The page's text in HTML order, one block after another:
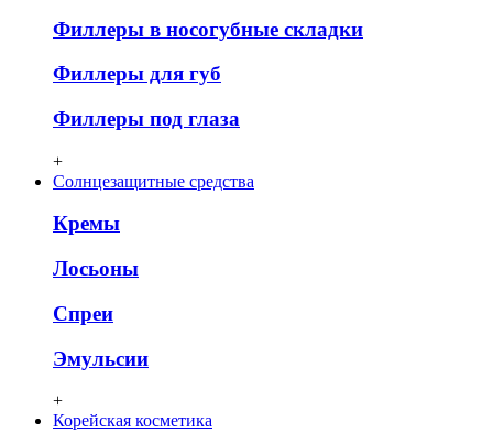
Филлеры в носогубные складки
Филлеры для губ
Филлеры под глаза
+
Солнцезащитные средства
Кремы
Лосьоны
Спреи
Эмульсии
+
Корейская косметика